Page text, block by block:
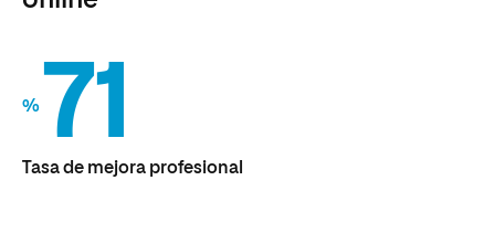
%71
Tasa de mejora profesional